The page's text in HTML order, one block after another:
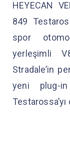
HEYECAN
849
spor
yerleşimli
Stradale’in
yeni plug-
Testarossa’yı